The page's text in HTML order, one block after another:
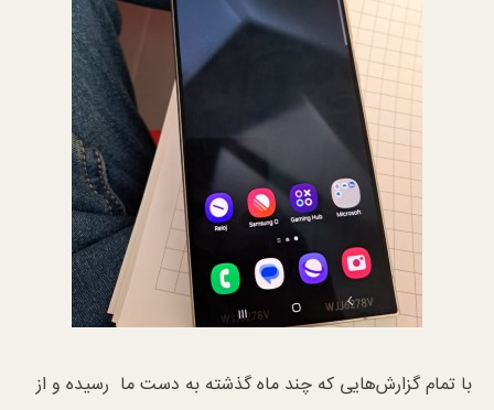
با تمام گزارش‌هایی که چند ماه گذشته به دست ما رسیده و از